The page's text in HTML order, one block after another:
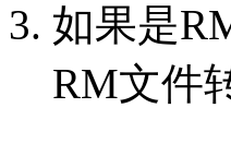
如果是
RM文件